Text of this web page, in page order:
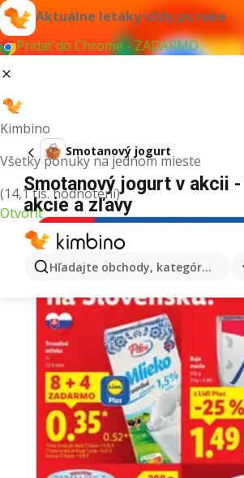
Aktuálne letáky vždy po ruke
Pridať do Chrome - ZADARMO
Kimbino
Všetky ponuky na jednom mieste
(14,1 tis. hodnotení)
Otvoriť
Hľadajte obchody, kategórie,
Smotanový jogurt
Smotanový jogurt v akcii
akcie a zľavy